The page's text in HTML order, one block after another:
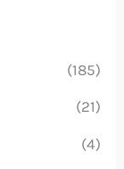
(185)
(21)
(4)